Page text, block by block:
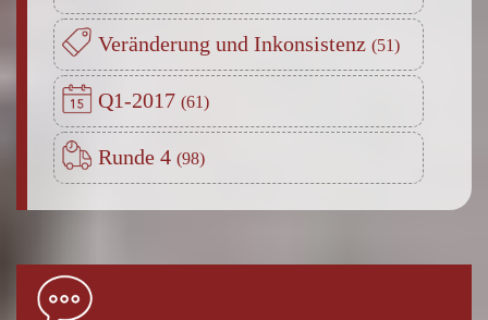
Veränderung und Inkonsistenz
Q1-2017
Runde 4